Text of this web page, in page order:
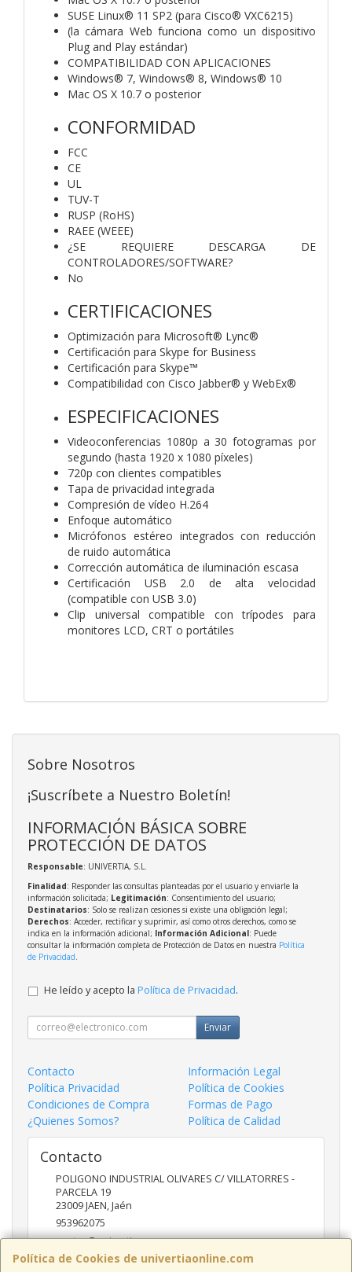
SUSE Linux® 11 SP2 (para Cisco® VXC6215)
(la cámara Web funciona como un dispositivo
Plug and Play estándar)
COMPATIBILIDAD CON APLICACIONES
Windows® 7, Windows® 8, Windows® 10
Mac OS X 10.7 o posterior
CONFORMIDAD
FCC
CE
UL
TUV-T
RUSP (RoHS)
RAEE (WEEE)
¿SE REQUIERE DESCARGA DE
CONTROLADORES/SOFTWARE?
No
CERTIFICACIONES
Optimización para Microsoft® Lync®
Certificación para Skype for Business
Certificación para Skype™
Compatibilidad con Cisco Jabber® y WebEx®
ESPECIFICACIONES
Videoconferencias 1080p a 30 fotogramas por
segundo (hasta 1920 x 1080 píxeles)
720p con clientes compatibles
Tapa de privacidad integrada
Compresión de vídeo H.264
Enfoque automático
Micrófonos estéreo integrados con reducción
de ruido automática
Corrección automática de iluminación escasa
Certificación USB 2.0 de alta velocidad
(compatible con USB 3.0)
Clip universal compatible con trípodes para
monitores LCD, CRT o portátiles
Política de Cookies de univertiaonline.com
Sobre Nosotros
¡Suscríbete a Nuestro Boletín!
INFORMACIÓN BÁSICA SOBRE
PROTECCIÓN DE DATOS
Responsable: UNIVERTIA, S.L.
Finalidad: Responder las consultas planteadas por el usuario y enviarle la
información solicitada; Legitimación: Consentimiento del usuario;
Destinatarios: Solo se realizan cesiones si existe una obligación legal;
Derechos: Acceder, rectificar y suprimir, así como otros derechos, como se
indica en la información adicional; Información Adicional: Puede
consultar la información completa de Protección de Datos en nuestra Política
de Privacidad
He leído y acepto la Política de Privacidad.
Enviar
Contacto
Información Legal
Política Privacidad
Política de Cookies
Condiciones de Compra
Formas de Pago
¿Quienes Somos?
Política de Calidad
Contacto
POLIGONO INDUSTRIAL OLIVARES C/ VILLATORRES -
PARCELA 19
23009JAEN,Jaén
953962075
ventas@univertia.es